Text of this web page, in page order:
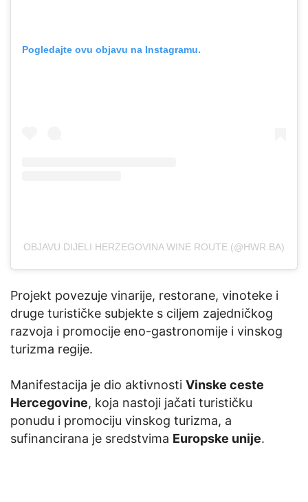
Pogledajte ovu objavu na Instagramu.
OBJAVU DIJELI HERZEGOVINA WINE ROUTE (@HWR.BA)
Projekt povezuje vinarije, restorane, vinoteke i
druge turističke subjekte s ciljem zajedničkog
razvoja i promocije eno-gastronomije i vinskog
turizma regije.
Manifestacija je dio aktivnosti Vinske ceste
Hercegovine, koja nastoji jačati turističku
ponudu i promociju vinskog turizma, a
sufinancirana je sredstvima Europske unije.